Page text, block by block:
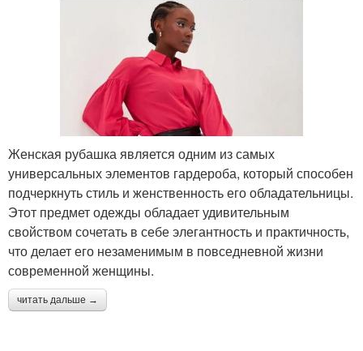
Женская рубашка является одним из самых
универсальных элементов гардероба, который способен
подчеркнуть стиль и женственность его обладательницы.
Этот предмет одежды обладает удивительным
свойством сочетать в себе элегантность и практичность,
что делает его незаменимым в повседневной жизни
современной женщины.
читать дальше →